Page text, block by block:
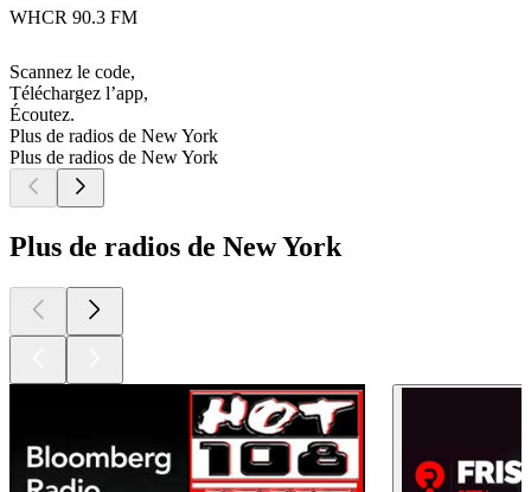
WHCR 90.3 FM
Scannez le code,
Téléchargez l’app,
Écoutez.
Plus de radios de New York
Plus de radios de New York
Plus de radios de New York